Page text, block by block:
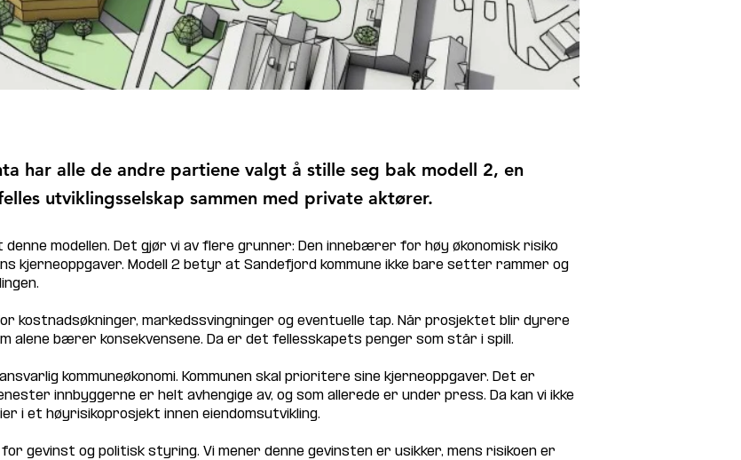
har alle de andre partiene valgt å stille seg bak modell 2, en
utviklingsselskap sammen med private aktører.
modellen. Det gjør vi av flere grunner: Den innebærer for høy økonomisk risiko
kjerneoppgaver. Modell 2 betyr at Sandefjord kommune ikke bare setter rammer og
kostnadsøkninger, markedssvingninger og eventuelle tap. Når prosjektet blir dyrere
alene bærer konsekvensene. Da er det fellesskapets penger som står i spill.
kommuneøkonomi. Kommunen skal prioritere sine kjerneoppgaver. Det er
innbyggerne er helt avhengige av, og som allerede er under press. Da kan vi ikke
i et høyrisikoprosjekt innen eiendomsutvikling.
gevinst og politisk styring. Vi mener denne gevinsten er usikker, mens risikoen er